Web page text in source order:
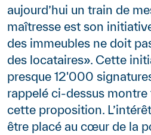
aujourd’hui un train de
maîtresse est son
des immeubles ne doit
des locataires». Cette
presque 12'000
rappelé ci-dessus montre
cette proposition.
être placé au cœur de la